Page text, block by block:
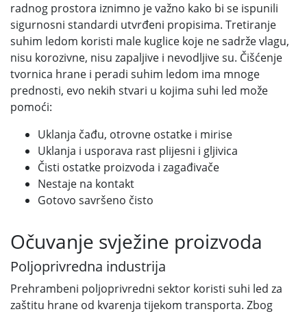
radnog prostora iznimno je važno kako bi se ispunili
sigurnosni standardi utvrđeni propisima. Tretiranje
suhim ledom koristi male kuglice koje ne sadrže vlagu,
nisu korozivne, nisu zapaljive i nevodljive su. Čišćenje
tvornica hrane i peradi suhim ledom ima mnoge
prednosti, evo nekih stvari u kojima suhi led može
pomoći:
Uklanja čađu, otrovne ostatke i mirise
Uklanja i usporava rast plijesni i gljivica
Čisti ostatke proizvoda i zagađivače
Nestaje na kontakt
Gotovo savršeno čisto
Očuvanje svježine proizvoda
Poljoprivredna industrija
Prehrambeni poljoprivredni sektor koristi suhi led za
zaštitu hrane od kvarenja tijekom transporta. Zbog